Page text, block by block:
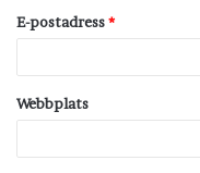
E-postadress*
Webbplats